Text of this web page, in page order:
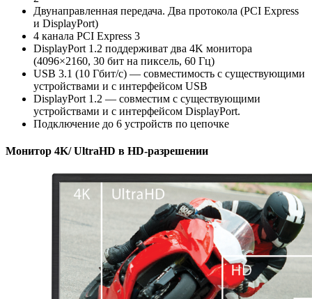
Двунаправленная передача. Два протокола (PCI Express
и DisplayPort)
4 канала PCI Express 3
DisplayPort 1.2 поддерживат два 4K монитора
(4096×2160, 30 бит на пиксель, 60 Гц)
USB 3.1 (10 Гбит/с) — совместимость с существующими
устройствами и с интерфейсом USB
DisplayPort 1.2 — совместим с существующими
устройствами и с интерфейсом DisplayPort.
Подключение до 6 устройств по цепочке
Монитор 4K/ UltraHD в HD-разрешении